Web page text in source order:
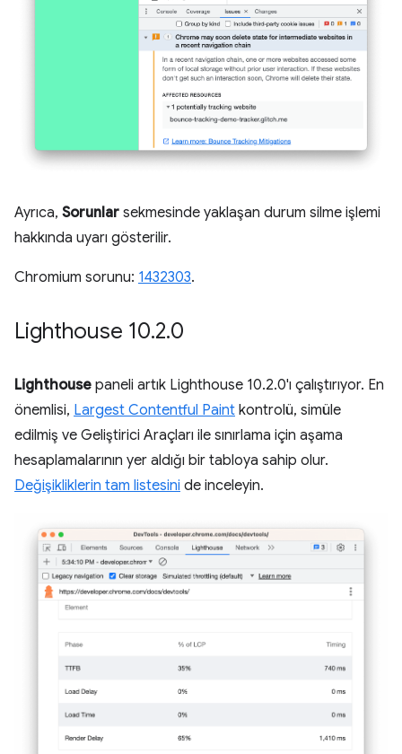
Ayrıca, Sorunlar sekmesinde yaklaşan durum silme işlemi
hakkında uyarı gösterilir.
Chromium sorunu: 1432303.
Lighthouse 10.2.0
Lighthouse paneli artık Lighthouse 10.2.0'ı çalıştırıyor. En
önemlisi, Largest Contentful Paint kontrolü, simüle
edilmiş ve Geliştirici Araçları ile sınırlama için aşama
hesaplamalarının yer aldığı bir tabloya sahip olur.
Değişikliklerin tam listesini de inceleyin.